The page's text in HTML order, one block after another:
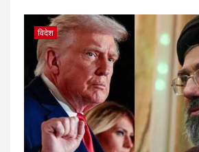
विदेश